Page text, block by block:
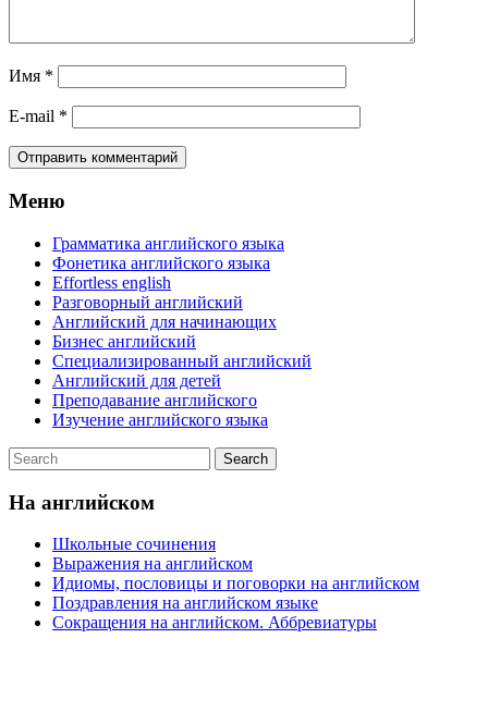
Имя *
E-mail *
Меню
Грамматика английского языка
Фонетика английского языка
Effortless english
Разговорный английский
Английский для начинающих
Бизнес английский
Специализированный английский
Английский для детей
Преподавание английского
Изучение английского языка
На английском
Школьные сочинения
Выражения на английском
Идиомы, пословицы и поговорки на английском
Поздравления на английском языке
Сокращения на английском. Аббревиатуры